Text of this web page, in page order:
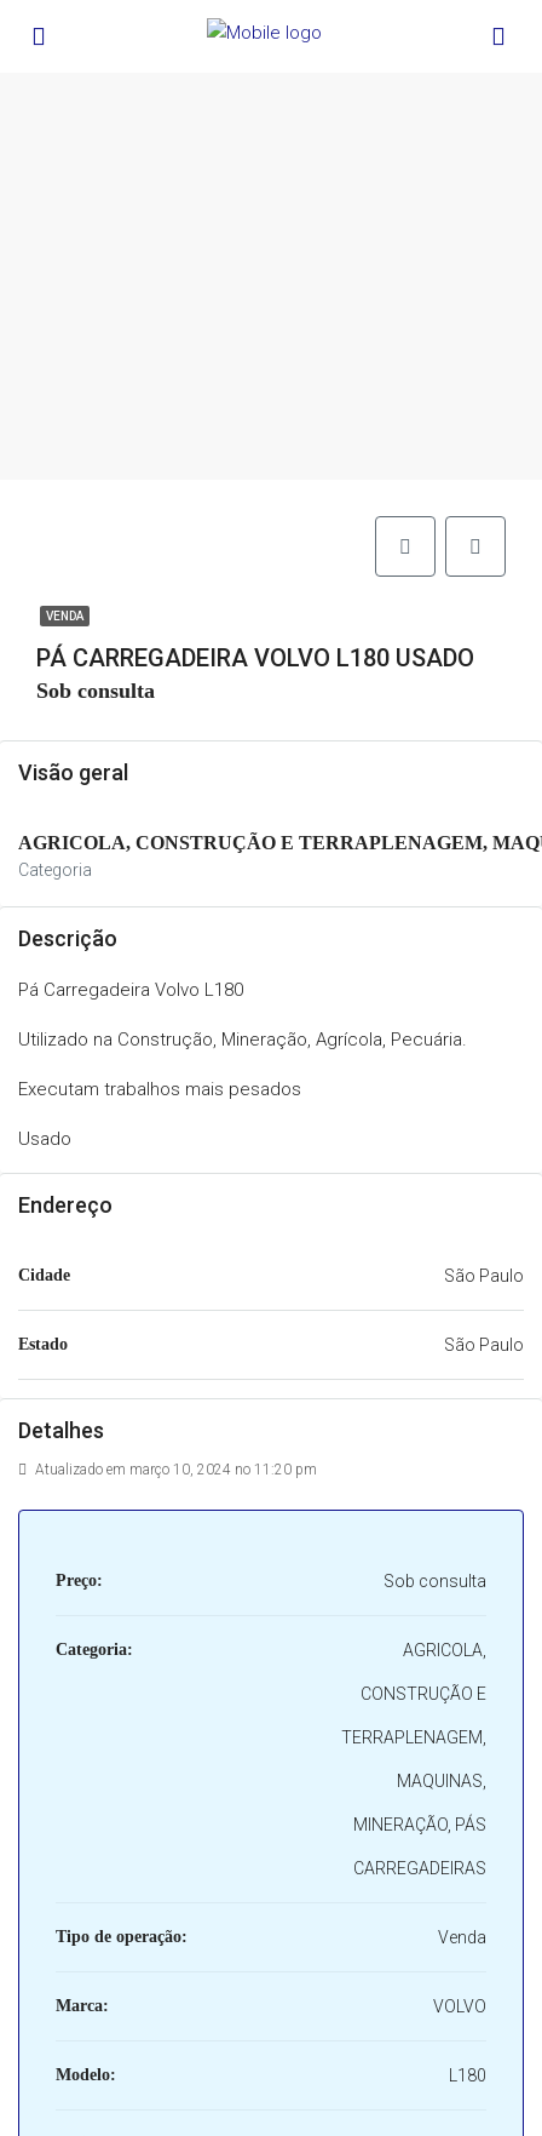
VENDA
PÁ CARREGADEIRA VOLVO L180 USADO
Sob consulta
Visão geral
AGRICOLA, CONSTRUÇÃO E TERRAPLENAGEM,
Categoria
Descrição
Pá Carregadeira Volvo L180
Utilizado na Construção, Mineração, Agrícola, Pecuária.
Executam trabalhos mais pesados
Usado
Endereço
Cidade São Paulo
Estado São Paulo
Detalhes
Atualizado em março 10, 2024 no 11:20 pm
Preço: Sob consulta
Categoria: AGRICOLA,
CONSTRUÇÃO E
TERRAPLENAGEM,
MAQUINAS,
MINERAÇÃO, PÁS
CARREGADEIRAS
Tipo de operação: Venda
Marca: VOLVO
Modelo: L180